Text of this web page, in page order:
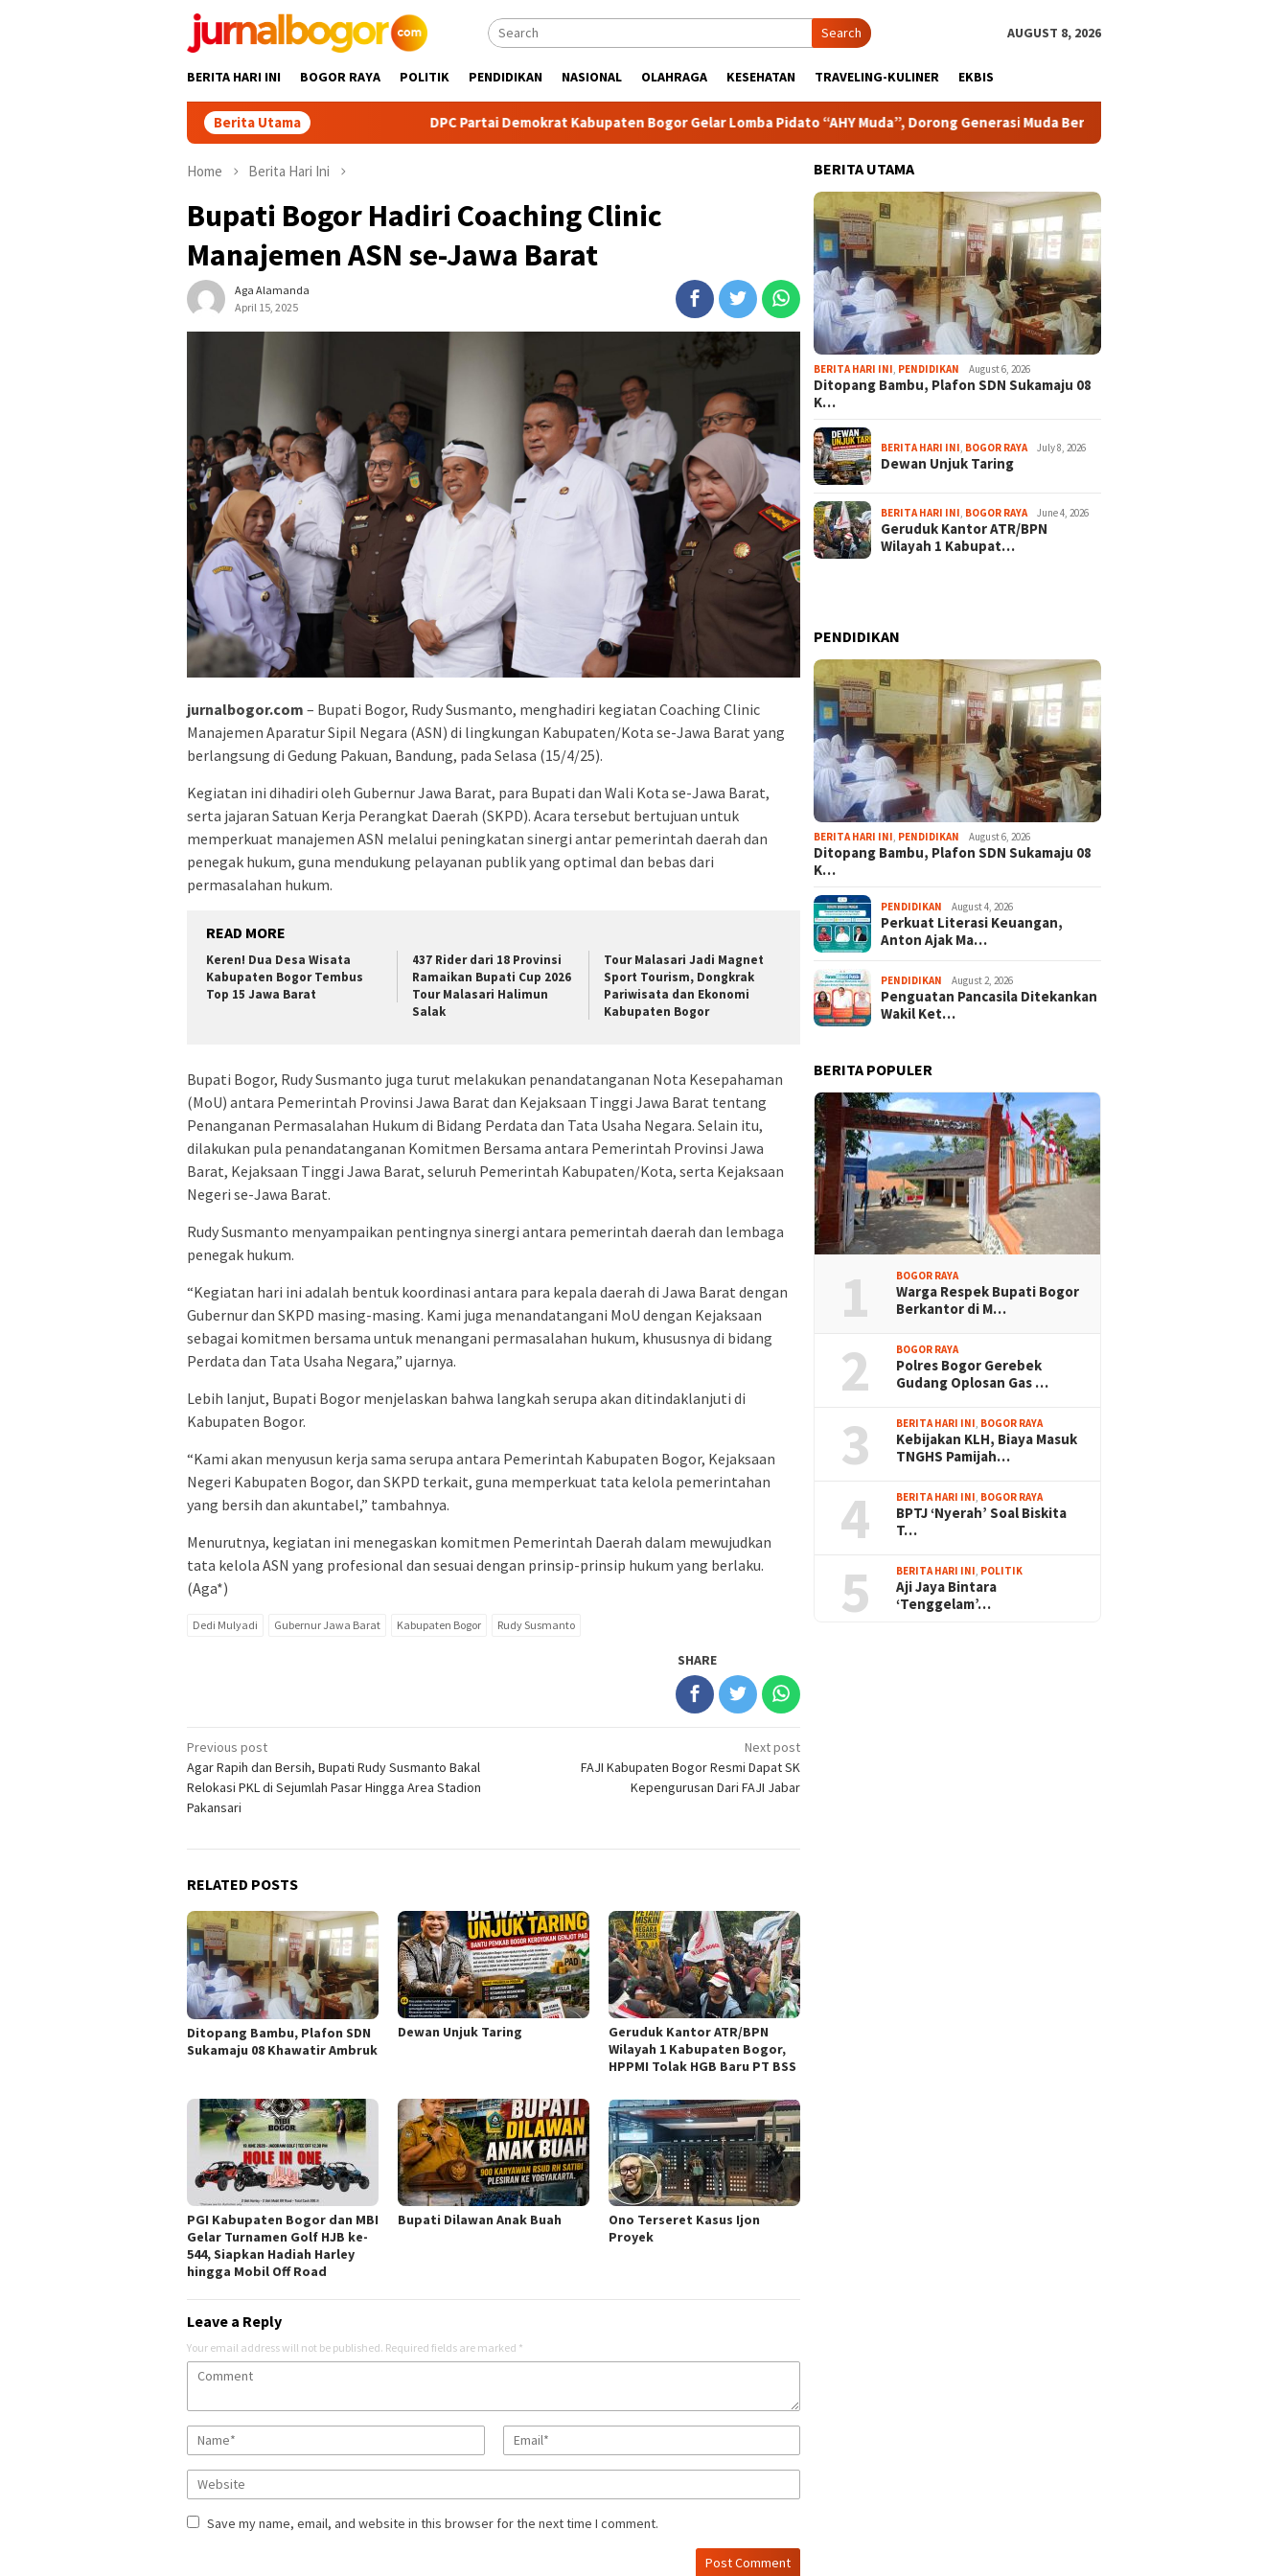
Search AUGUST 8, 2026
BERITA HARI INI BOGOR RAYA POLITIK PENDIDIKAN NASIONAL OLAHRAGA KESEHATAN TRAVELING-KULINER EKBIS
Berita Utama DPC Partai Demokrat Kabupaten Bogor Gelar Lomba Pidato “AHY Muda”, Dorong Generasi Muda Berani Bersuara dan Merawat Demokrasi
Home Berita Hari Ini
Bupati Bogor Hadiri Coaching Clinic
Manajemen ASN se-Jawa Barat
Aga Alamanda
April 15, 2025
jurnalbogor.com – Bupati Bogor, Rudy Susmanto, menghadiri kegiatan Coaching Clinic
Manajemen Aparatur Sipil Negara (ASN) di lingkungan Kabupaten/Kota se-Jawa Barat yang
berlangsung di Gedung Pakuan, Bandung, pada Selasa (15/4/25).
Kegiatan ini dihadiri oleh Gubernur Jawa Barat, para Bupati dan Wali Kota se-Jawa Barat,
serta jajaran Satuan Kerja Perangkat Daerah (SKPD). Acara tersebut bertujuan untuk
memperkuat manajemen ASN melalui peningkatan sinergi antar pemerintah daerah dan
penegak hukum, guna mendukung pelayanan publik yang optimal dan bebas dari
permasalahan hukum.
READ MORE
Keren! Dua Desa Wisata
Kabupaten Bogor Tembus
Top 15 Jawa Barat
437 Rider dari 18 Provinsi
Ramaikan Bupati Cup 2026
Tour Malasari Halimun
Salak
Tour Malasari Jadi Magnet
Sport Tourism, Dongkrak
Pariwisata dan Ekonomi
Kabupaten Bogor
Bupati Bogor, Rudy Susmanto juga turut melakukan penandatanganan Nota Kesepahaman
(MoU) antara Pemerintah Provinsi Jawa Barat dan Kejaksaan Tinggi Jawa Barat tentang
Penanganan Permasalahan Hukum di Bidang Perdata dan Tata Usaha Negara. Selain itu,
dilakukan pula penandatanganan Komitmen Bersama antara Pemerintah Provinsi Jawa
Barat, Kejaksaan Tinggi Jawa Barat, seluruh Pemerintah Kabupaten/Kota, serta Kejaksaan
Negeri se-Jawa Barat.
Rudy Susmanto menyampaikan pentingnya sinergi antara pemerintah daerah dan lembaga
penegak hukum.
“Kegiatan hari ini adalah bentuk koordinasi antara para kepala daerah di Jawa Barat dengan
Gubernur dan SKPD masing-masing. Kami juga menandatangani MoU dengan Kejaksaan
sebagai komitmen bersama untuk menangani permasalahan hukum, khususnya di bidang
Perdata dan Tata Usaha Negara,” ujarnya.
Lebih lanjut, Bupati Bogor menjelaskan bahwa langkah serupa akan ditindaklanjuti di
Kabupaten Bogor.
“Kami akan menyusun kerja sama serupa antara Pemerintah Kabupaten Bogor, Kejaksaan
Negeri Kabupaten Bogor, dan SKPD terkait, guna memperkuat tata kelola pemerintahan
yang bersih dan akuntabel,” tambahnya.
Menurutnya, kegiatan ini menegaskan komitmen Pemerintah Daerah dalam mewujudkan
tata kelola ASN yang profesional dan sesuai dengan prinsip-prinsip hukum yang berlaku.
(Aga*)
Dedi Mulyadi Gubernur Jawa Barat Kabupaten Bogor Rudy Susmanto
SHARE
Post
navigation
Previous post
Agar Rapih dan Bersih, Bupati Rudy Susmanto Bakal
Relokasi PKL di Sejumlah Pasar Hingga Area Stadion
Pakansari
Next post
FAJI Kabupaten Bogor Resmi Dapat SK
Kepengurusan Dari FAJI Jabar
RELATED POSTS
Ditopang Bambu, Plafon SDN
Sukamaju 08 Khawatir Ambruk
Dewan Unjuk Taring
Geruduk Kantor ATR/BPN
Wilayah 1 Kabupaten Bogor,
HPPMI Tolak HGB Baru PT BSS
PGI Kabupaten Bogor dan MBI
Gelar Turnamen Golf HJB ke-
544, Siapkan Hadiah Harley
hingga Mobil Off Road
Bupati Dilawan Anak Buah
Ono Terseret Kasus Ijon
Proyek
Leave a Reply
Your email address will not be published. Required fields are marked *
Save my name, email, and website in this browser for the next time I comment.
BERITA UTAMA
BERITA HARI INI PENDIDIKAN August 6, 2026
Ditopang Bambu, Plafon SDN Sukamaju 08
K…
BERITA HARI INI BOGOR RAYA July 8, 2026
Dewan Unjuk Taring
BERITA HARI INI BOGOR RAYA June 4, 2026
Geruduk Kantor ATR/BPN
Wilayah 1 Kabupat…
PENDIDIKAN
BERITA HARI INI PENDIDIKAN August 6, 2026
Ditopang Bambu, Plafon SDN Sukamaju 08
K…
PENDIDIKAN August 4, 2026
Perkuat Literasi Keuangan,
Anton Ajak Ma…
PENDIDIKAN August 2, 2026
Penguatan Pancasila Ditekankan
Wakil Ket…
BERITA POPULER
1 BOGOR RAYA
Warga Respek Bupati Bogor
Berkantor di M…
2 BOGOR RAYA
Polres Bogor Gerebek
Gudang Oplosan Gas …
3 BERITA HARI INI, BOGOR RAYA
Kebijakan KLH, Biaya Masuk
TNGHS Pamijah…
4 BERITA HARI INI, BOGOR RAYA
BPTJ ‘Nyerah’ Soal Biskita
T…
5 BERITA HARI INI, POLITIK
Aji Jaya Bintara
‘Tenggelam’…